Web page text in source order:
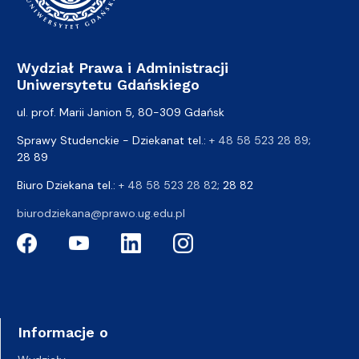
Wydział Prawa i Administracji
Uniwersytetu Gdańskiego
ul. prof. Marii Janion 5, 80-309 Gdańsk
Sprawy Studenckie - Dziekanat tel.: + 48 58 523 28 89;
28 89
Biuro Dziekana tel.: + 48 58 523 28 82; 28 82
biurodziekana@prawo.ug.edu.pl
Informacje o